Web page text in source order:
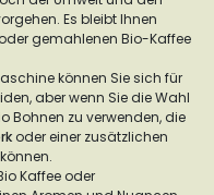
Es bleibt Ihnen
gemahlenen Bio-Kaffee
können Sie sich für
aber wenn Sie die Wahl
Bohnen zu verwenden, die
oder einer zusätzlichen
Kaffee oder